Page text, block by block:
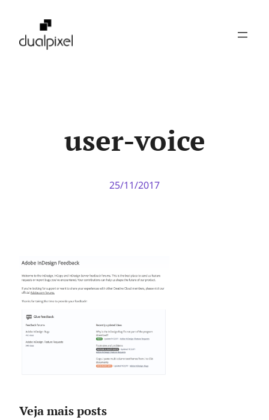
user-voice
25/11/2017
Veja mais posts